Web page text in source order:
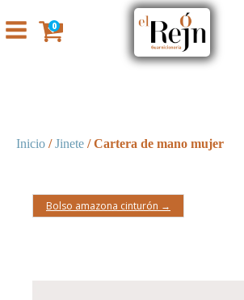
0
Inicio /Jinete / Cartera de mano mujer
Bolso amazona cinturón →